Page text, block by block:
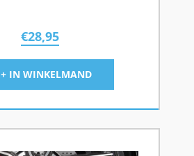
€28,95
+ IN WINKELMAND